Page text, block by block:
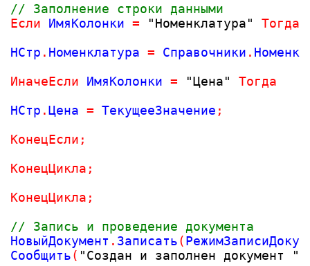
// Заполнение строки данными
Если ИмяКолонки = "Номенклатура"
Тогда
НСтр . Номенклатура = Справочники .
ИначеЕсли ИмяКолонки = "Цена"
Тогда
НСтр .Цена = ТекущееЗначение ;
КонецЕсли ;
КонецЦикла ;
КонецЦикла ;
// Запись и проведение документа
НовыйДокумент . Записать(
Сообщить( "Создан и заполнен документ "